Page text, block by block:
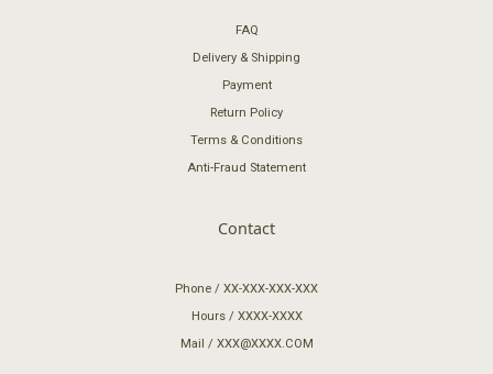
FAQ
Delivery & Shipping
Payment
Return Policy
Terms & Conditions
Anti-Fraud Statement
Contact
Phone / XX-XXX-XXX-XXX
Hours / XXXX-XXXX
Mail / XXX@XXXX.COM